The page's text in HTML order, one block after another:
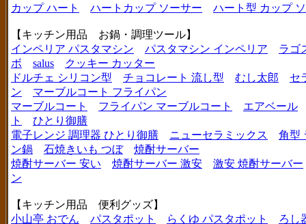
カップ ハート
ハートカップ ソーサー ハート型 カップ
【キッチン用品 お鍋・調理ツール】
インペリア パスタマシン
パスタマシン インペリア
ラゴ
ボ
salus
クッキー カッター
ドルチェ シリコン型
チョコレート 流し型 むし太郎
セ
ン
マーブルコート フライパン
マーブルコート
フライパン マーブルコート
エアベール
ト
ひとり御膳
電子レンジ 調理器 ひとり御膳
ニューセラミックス
角型
ン鍋
石焼きいも つぼ
焼酎サーバー
焼酎サーバー 安い
焼酎サーバー 激安
激安 焼酎サーバー
ン
【キッチン用品 便利グッズ】
小山亭 おでん
パスタポット らくゆ パスタポット
ろし